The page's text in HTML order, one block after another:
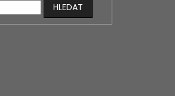
HLEDAT